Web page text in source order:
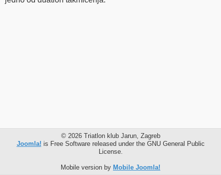
© 2026 Triatlon klub Jarun, Zagreb
Joomla! is Free Software released under the GNU General Public
License.
Mobile version by Mobile Joomla!